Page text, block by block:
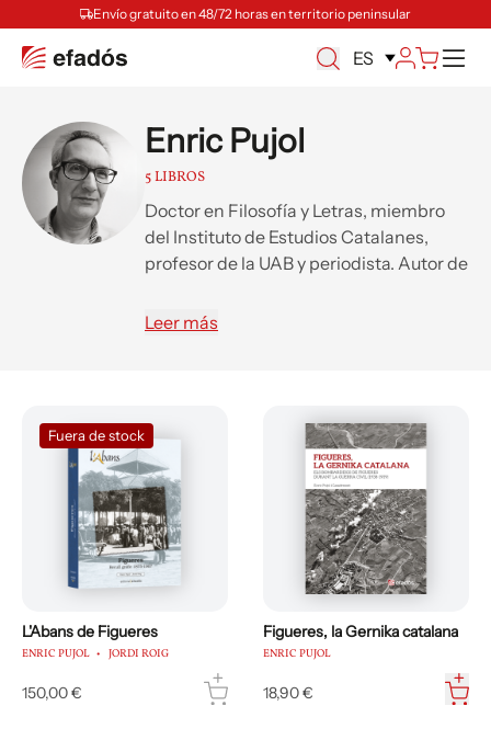
Envío gratuito en 48/72 horas en territorio peninsular
ES
Enric Pujol
5 LIBROS
Doctor en Filosofía y Letras, miembro
del Instituto de Estudios Catalanes,
profesor de la UAB y periodista. Autor de
Figueres (1875-1967) (2010) y (1960-
Leer más
Fuera de stock
L'Abans de Figueres
ENRIC PUJOL JORDI ROIG
150,00 €
Figueres, la Gernika catalana
ENRIC PUJOL
18,90 €